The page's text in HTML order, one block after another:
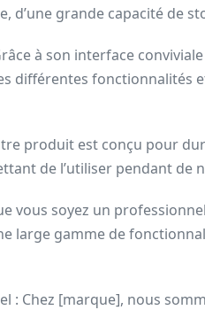
d’une grande capacité de
à son interface
différentes fonctionnalités
produit est conçu pour
de l’utiliser pendant de
vous soyez un
large gamme de
: Chez [marque], nous